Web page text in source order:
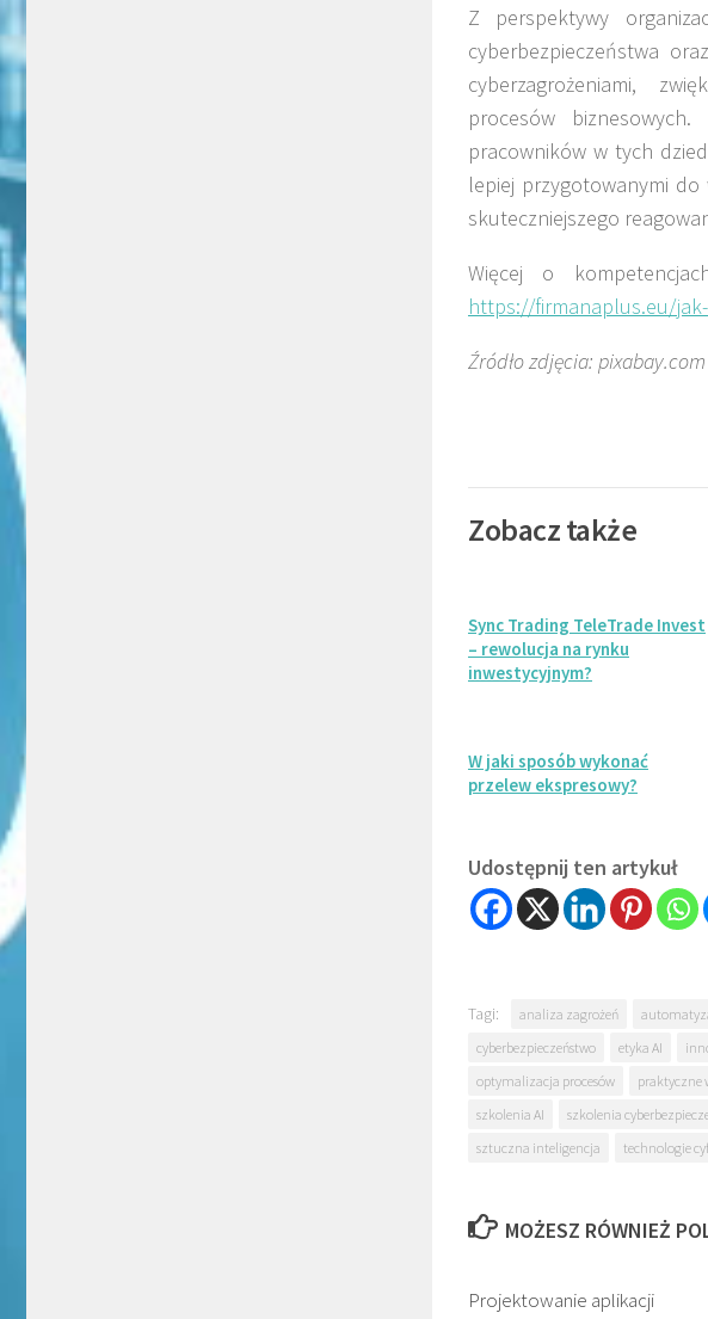
Z perspektywy
cyberbezpieczeństwa
cyberzagrożeniami,
procesów
pracowników w tych
lepiej przygotowanymi
skuteczniejszego
Więcej o
https://firmanaplus.eu/
Źródło zdjęcia:
Zobacz także
Sync Trading TeleTrade Invest
– rewolucja na rynku
inwestycyjnym?
W jaki sposób wykonać
przelew ekspresowy?
Udostępnij ten artykuł
Tagi: analiza zagrożeń
cyberbezpieczeństwo
etyka AI
optymalizacja procesów
praktyczne
szkolenia AI
szkolenia
sztuczna inteligencja
technologie
MOŻESZ RÓWNIEŻ
Projektowanie aplikacji